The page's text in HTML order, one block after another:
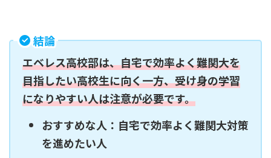
結論
エベレス高校部は、自宅で効率よく難関大を
目指したい高校生に向く一方、受け身の学習
になりやすい人は注意が必要です。
おすすめな人：自宅で効率よく難関大対策
を進めたい人